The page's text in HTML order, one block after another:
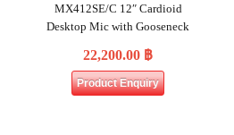
MX412SE/C 12″ Cardioid
Desktop Mic with Gooseneck
22,200.00 ฿
Product Enquiry